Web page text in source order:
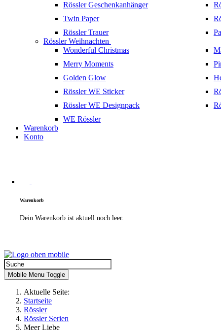
Rössler Geschenkanhänger
Twin Paper
Rössler Trauer
Rössler Weihnachten
Wonderful Christmas
Merry Moments
Golden Glow
Rössler WE Sticker
Rössler WE Designpack
WE Rössler
Warenkorb
Konto
Warenkorb
Dein Warenkorb ist aktuell noch leer.
Mobile Menu Toggle
Aktuelle Seite:
Startseite
Rössler
Rössler Serien
Meer Liebe